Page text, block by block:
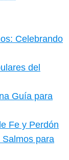
Celebrando
del
Guía para
Fe y Perdón
para